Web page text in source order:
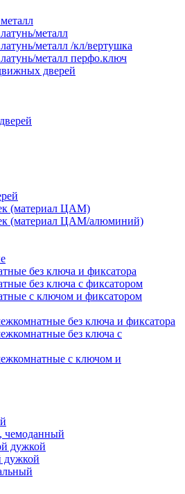
металл
металл /кл/вертушка
металл перфо.ключ
дверей
(материал ЦАМ)
(материал ЦАМ/алюминий)
без ключа и фиксатора
без ключа с фиксатором
с ключом и фиксатором
без ключа и фиксатора
без ключа с
с ключом и
чемоданный
дужкой
дужкой